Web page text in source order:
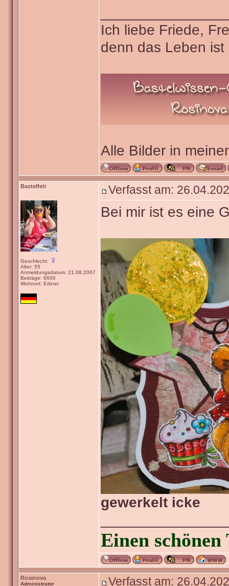
Ich liebe Friede,
denn das Leben
Alle Bilder in
Bastelfeti
Geschlecht:
Alter: 55
Anmeldungsdatum: 21.08.2007
Beiträge: 6600
Wohnort: Erkner
Verfasst am:
Bei mir ist es eine
gewerkelt icke
Einen
Rosinova
Administrator Verfasst am: